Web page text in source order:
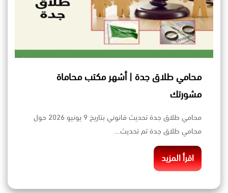
محامي طلاق جدة | أشهر مكتب محاماة
مشورتك
محامي طلاق جدة تحديث قانوني بتاريخ 9 يونيو 2026 حول
محامي طلاق جدة تم تحديث…
اقرأ المزيد